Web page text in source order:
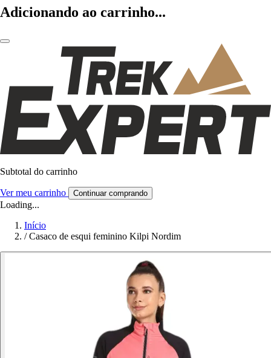
Adicionando ao carrinho...
Subtotal do carrinho
Ver meu carrinho Continuar comprando
Loading...
Início
/ Casaco de esqui feminino Kilpi Nordim